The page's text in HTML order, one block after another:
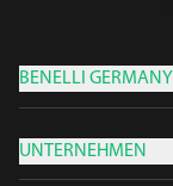
BENELLI GERMANY
UNTERNEHMEN